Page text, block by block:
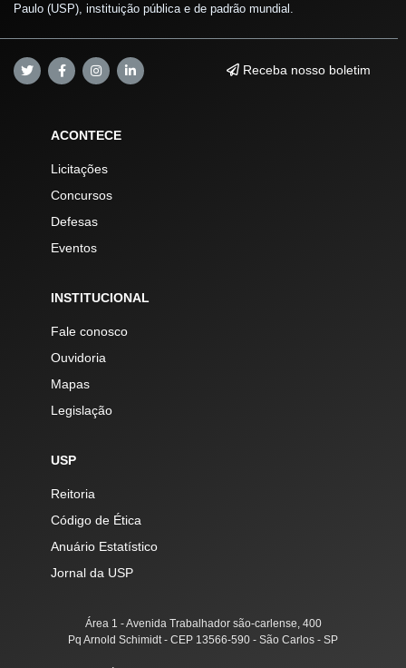
Paulo (USP), instituição pública e de padrão mundial.
Receba nosso boletim
ACONTECE
Licitações
Concursos
Defesas
Eventos
INSTITUCIONAL
Fale conosco
Ouvidoria
Mapas
Legislação
USP
Reitoria
Código de Ética
Anuário Estatístico
Jornal da USP
Área 1 - Avenida Trabalhador são-carlense, 400
Pq Arnold Schimidt - CEP 13566-590 - São Carlos - SP